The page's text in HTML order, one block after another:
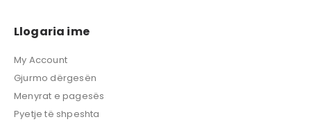
Llogaria ime
My Account
Gjurmo dërgesën
Menyrat e pagesës
Pyetje të shpeshta